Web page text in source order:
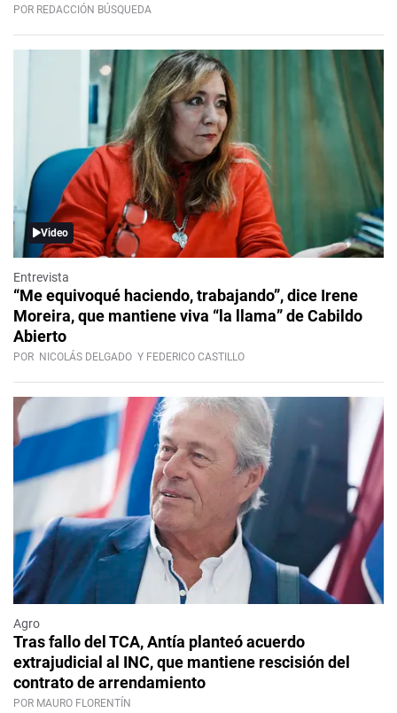
POR REDACCIÓN BÚSQUEDA
Video
Entrevista
“Me equivoqué haciendo, trabajando”, dice Irene
Moreira, que mantiene viva “la llama” de Cabildo
Abierto
POR NICOLÁS DELGADO Y FEDERICO CASTILLO
Agro
Tras fallo del TCA, Antía planteó acuerdo
extrajudicial al INC, que mantiene rescisión del
contrato de arrendamiento
POR MAURO FLORENTÍN